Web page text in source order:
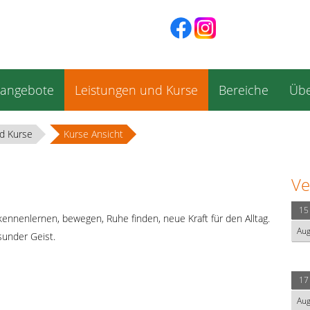
Leistungen und Kurse Bereiche
Kurse Kurse Ansicht
bewegen, Ruhe finden, neue Kraft für den Alltag.
Geist.
15
Aug
17
Aug